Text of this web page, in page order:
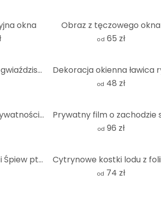
okna Obraz z tęczowego okna
od 65 zł
Dekoracja okna w gwiaździstą noc
od 48 zł
Film o ochronie prywatności Whitehaven Beach - Panorama
od 96 zł
Film o prywatności Śpiew ptaków w kwiecie wiśni
od 74 zł